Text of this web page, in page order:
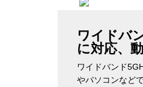
ワイドバ
に対応、
ワイドバンド
やパソコンなど